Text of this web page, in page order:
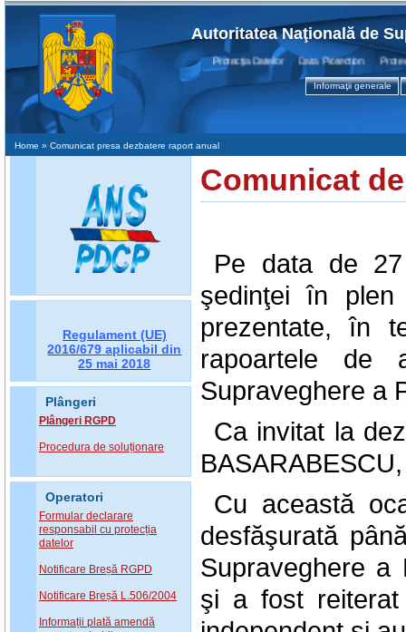
Autoritatea Naţională de
Protecţia Datelor Data Protection Protection
Informaţii generale
Home » Comunicat presa dezbatere raport anual
Regulament (UE)
2016/679 aplicabil din
25 mai 2018
Plângeri
Plângeri RGPD
Procedura de soluționare
Operatori
Formular declarare
responsabil cu protecția
datelor
Notificare Breșă RGPD
Notificare Breșă L.506/2004
Informații plată amendă
Comunicat
Pe data de
şedinţei în
prezentate, în
rapoartele de
Supraveghere a
Ca invitat la
Cu această
desfăşurată
Supraveghere a
şi a fost reiterat